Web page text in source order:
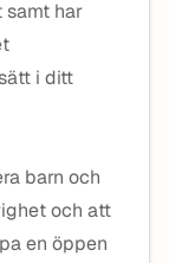
samt har
i ditt
barn och
och att
en öppen